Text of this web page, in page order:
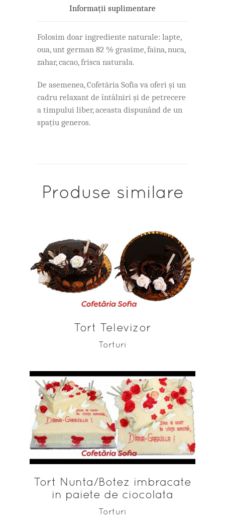
Informații suplimentare
Folosim doar ingrediente naturale: lapte,
oua, unt german 82 % grasime, faina, nuca,
zahar, cacao, frisca naturala.
De asemenea, Cofetăria Sofia va oferi și un
cadru relaxant de întâlniri și de petrecere
a timpului liber, aceasta dispunând de un
spațiu generos.
Produse similare
ADAUGĂ ÎN COȘ
Tort Televizor
Torturi
ADAUGĂ ÎN COȘ
Tort Nunta/Botez imbracate
in paiete de ciocolata
Torturi